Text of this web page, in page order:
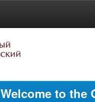
Welcome to the